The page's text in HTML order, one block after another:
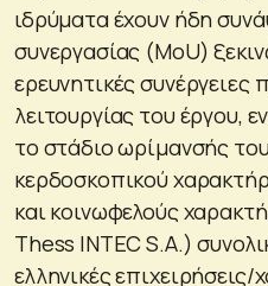
ιδρύματα έχουν ήδη
συνεργασίας (MoU)
ερευνητικές συνέργειες
λειτουργίας του έργου,
το στάδιο ωρίμανσής
κερδοσκοπικού
και κοινωφελούς
Thess INTEC S.A.)
ελληνικές επιχειρήσεις/